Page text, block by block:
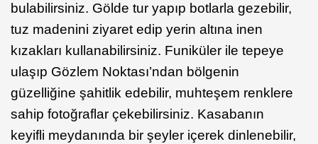
bulabilirsiniz. Gölde tur yapıp botlarla gezebilir,
tuz madenini ziyaret edip yerin altına inen
kızakları kullanabilirsiniz. Funiküler ile tepeye
ulaşıp Gözlem Noktası’ndan bölgenin
güzelliğine şahitlik edebilir, muhteşem renklere
sahip fotoğraflar çekebilirsiniz. Kasabanın
keyifli meydanında bir şeyler içerek dinlenebilir,